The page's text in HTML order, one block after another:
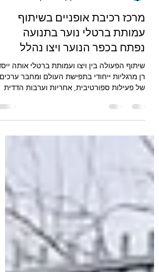
יעל פלד ינאי
26 בדצמ׳ 2021
זמן קריאה 1 דקות
מרכז רכיבת אופניים בשיתוף
נפתח בכפר הנוער ויצו נהלל
שיתוף הפעולה בין ויצו ועמותת ברטלי אותה
של פעילות ספורטיבית, אחריות וערבות הדדית
בקרב בני הנ